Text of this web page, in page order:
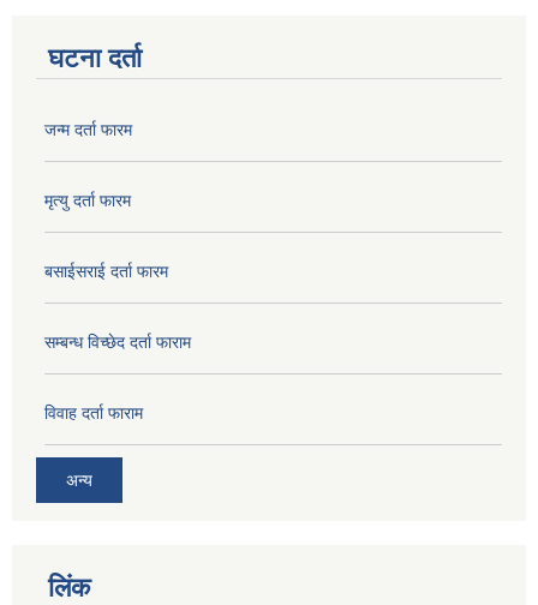
घटना दर्ता
जन्म दर्ता फारम
मृत्यु दर्ता फारम
बसाईसराई दर्ता फारम
सम्बन्ध विच्छेद दर्ता फाराम
विवाह दर्ता फाराम
अन्य
लिंक